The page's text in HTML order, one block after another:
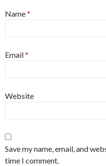
Name*
Email*
Website
Save my name, email, and
time I comment.